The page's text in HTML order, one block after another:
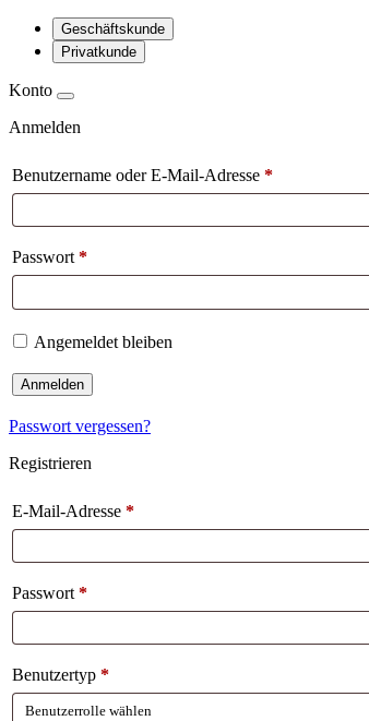
Geschäftskunde
Privatkunde
Konto
Anmelden
Benutzername oder E-Mail-Adresse *
Passwort *
Angemeldet bleiben
Anmelden
Passwort vergessen?
Registrieren
E-Mail-Adresse *
Passwort *
Benutzertyp *